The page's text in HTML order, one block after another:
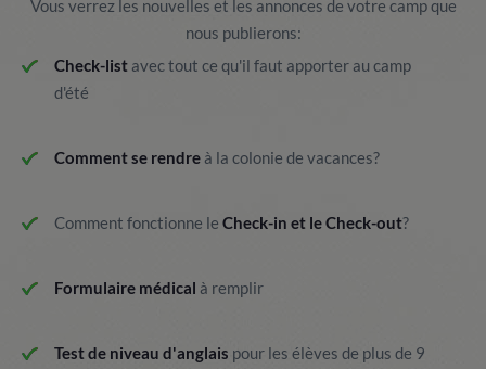
Vous verrez les nouvelles et les annonces de votre camp que
nous publierons:
Check-list avec tout ce qu'il faut apporter au camp
d'été
Comment se rendre à la colonie de vacances?
Comment fonctionne le Check-in et le Check-out?
Formulaire médical à remplir
Test de niveau d'anglais pour les élèves de plus de 9